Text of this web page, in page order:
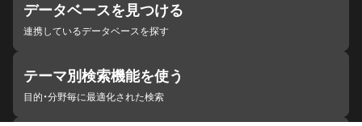
データベースを見つける
連携しているデータベースを探す
テーマ別検索機能を使う
目的・分野毎に最適化された検索